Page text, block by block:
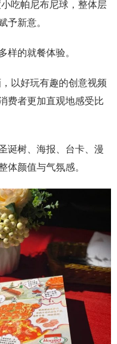
吃帕尼布尼球，整体层
予新意。
样的就餐体验。
以好玩有趣的创意视频
费者更加直观地感受比
诞树、海报、台卡、漫
体颜值与气氛感。